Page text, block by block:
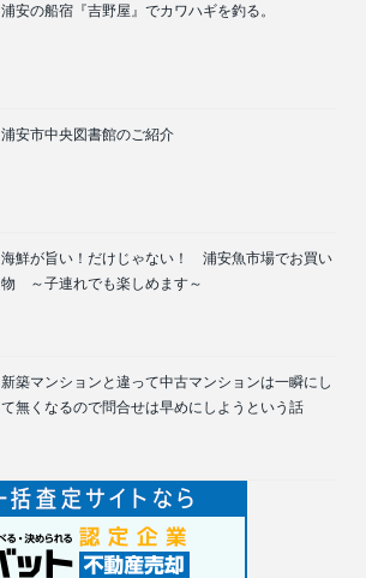
浦安の船宿『吉野屋』でカワハギを釣る。
浦安市中央図書館のご紹介
海鮮が旨い！だけじゃない！ 浦安魚市場でお買い
物 ～子連れでも楽しめます～
新築マンションと違って中古マンションは一瞬にし
て無くなるので問合せは早めにしようという話